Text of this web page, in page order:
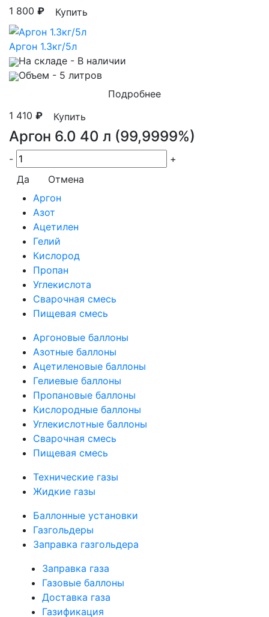
1 800 ₽ Купить
Аргон 1.3кг/5л
На складе - В наличии
Объем - 5 литров
Подробнее
1 410 ₽ Купить
Аргон 6.0 40 л (99,9999%)
-
+
Да
Отмена
Аргон
Азот
Ацетилен
Гелий
Кислород
Пропан
Углекислота
Сварочная смесь
Пищевая смесь
Аргоновые баллоны
Азотные баллоны
Ацетиленовые баллоны
Гелиевые баллоны
Пропановые баллоны
Кислородные баллоны
Углекислотные баллоны
Сварочная смесь
Пищевая смесь
Технические газы
Жидкие газы
Баллонные установки
Газгольдеры
Заправка газгольдера
Заправка газа
Газовые баллоны
Доставка газа
Газификация